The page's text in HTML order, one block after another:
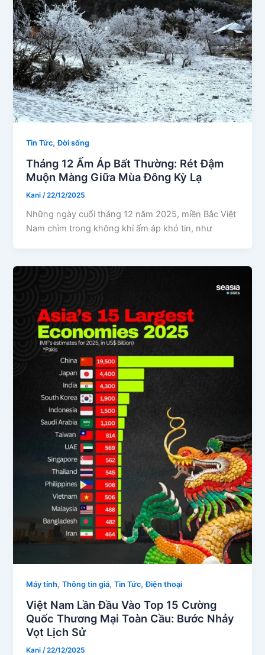
Tin Tức,Đời sống
Tháng 12 Ấm Áp Bất Thường: Rét Đậm
Muộn Màng Giữa Mùa Đông Kỳ Lạ
Kani /22/12/2025
Những ngày cuối tháng 12 năm 2025, miền Bắc Việt
Nam chìm trong không khí ấm áp khó tin, như
Máy tính,Thông tin giá,Tin Tức,Điện thoại
Việt Nam Lần Đầu Vào Top 15 Cường
Quốc Thương Mại Toàn Cầu: Bước Nhảy
Vọt Lịch Sử
Kani/22/12/2025